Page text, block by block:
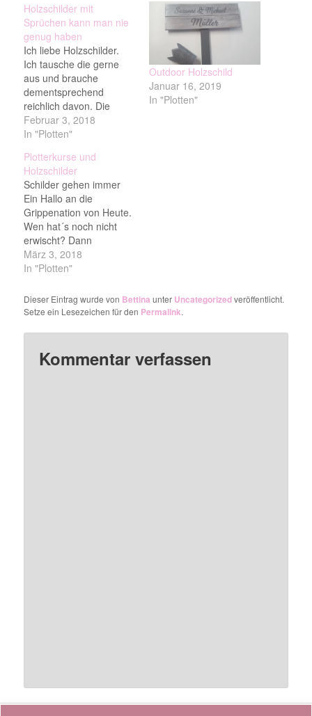
Holzschilder mit
Sprüchen kann man nie
genug haben
Ich liebe Holzschilder.
Ich tausche die gerne
aus und brauche
dementsprechend
reichlich davon. Die
schnellste Art
Holzschilder zu gestalten
Wenn das Holz
unbehandelt ist oder
max. lasiert ist, dann
kann man auch
Flockfolie nehmen.
Heute im Kurs
entstanden
Holzsschilder, wie das
auf dem Bild mit dem…
Februar 3, 2018
In "Plotten"
Outdoor Holzschild
Januar 16, 2019
In "Plotten"
Plotterkurse und
Holzschilder
Schilder gehen immer
Ein Hallo an die
Grippenation von Heute.
Wen hat´s noch nicht
erwischt? Dann
Gratulation. Alle um uns
herum sind krank und
Kopf- und
Halsschmerzen, aber
hoffe das bleibt auch so.
Heute hatte ich wieder
einen #Plotterkurs und
März 3, 2018
In "Plotten"
Dieser Eintrag wurde von Bettina unter Uncategorizedveröffentlicht.
Setze ein Lesezeichen für den Permalink.
Kommentar verfassen